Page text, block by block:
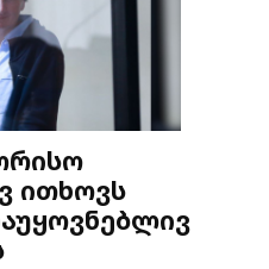
ითხოვს